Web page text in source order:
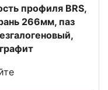
профиля BRS,
266мм, паз